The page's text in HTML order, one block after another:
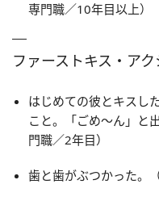
専門職／10年目以上）
ファーストキス・アク
はじめての彼とキスし
こと。「ごめ～ん」と
門職／2年目）
歯と歯がぶつかった。